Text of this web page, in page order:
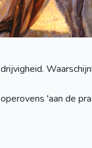
'aan de